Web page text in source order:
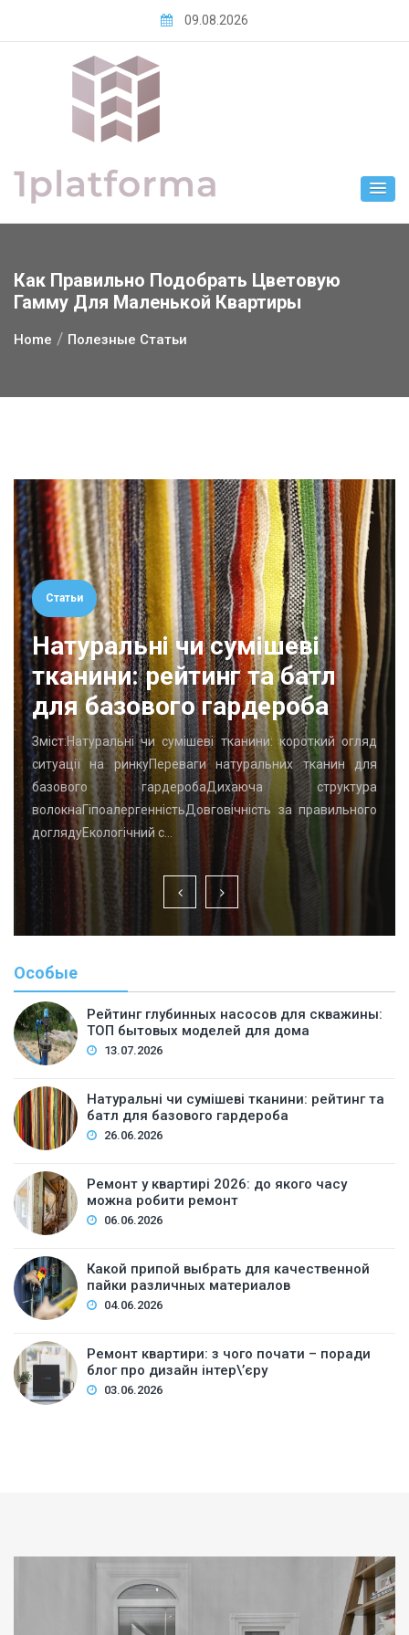
09.08.2026
Как Правильно Подобрать Цветовую
Гамму Для Маленькой Квартиры
Home Полезные Статьи
Статьи
Натуральні чи сумішеві
тканини: рейтинг та батл
для базового гардероба
Зміст:Натуральні чи сумішеві тканини: короткий огляд
ситуації на ринкуПереваги натуральних тканин для
базового гардеробаДихаюча структура
волокнаГіпоалергенністьДовговічність за правильного
доглядуЕкологічний с…
Особые
Рейтинг глубинных насосов для скважины:
ТОП бытовых моделей для дома
13.07.2026
Натуральні чи сумішеві тканини: рейтинг та
батл для базового гардероба
26.06.2026
Ремонт у квартирі 2026: до якого часу
можна робити ремонт
06.06.2026
Какой припой выбрать для качественной
пайки различных материалов
04.06.2026
Ремонт квартири: з чого почати – поради
блог про дизайн інтер\’єру
03.06.2026